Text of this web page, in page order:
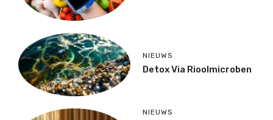
NIEUWS
Detox Via Rioolmicroben
NIEUWS